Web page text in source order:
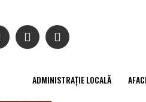
ADMINISTRAȚIE LOCALĂ